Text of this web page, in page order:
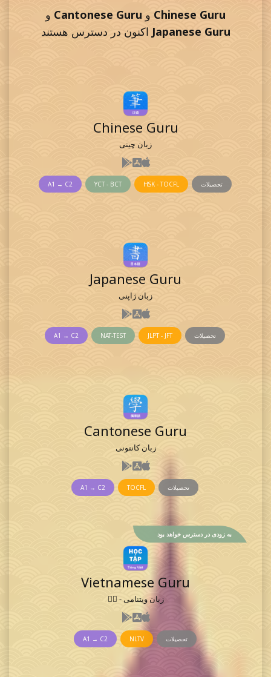
Chinese Guru و Cantonese Guru و
Japanese Guru اکنون در دسترس هستند
Chinese Guru
زبان چینی
تحصیلات HSK - TOCFL
YCT - BCT
A1 → C2
Japanese Guru
زبان ژاپنی
تحصیلات JLPT - JFT
NAT-TEST
A1 → C2
Cantonese Guru
زبان کانتونی
تحصیلات TOCFL
A1 → C2
به زودی در دسترس خواهد بود
Vietnamese Guru
زبان ویتنامی - 𡨸喃
تحصیلات NLTV
A1 → C2